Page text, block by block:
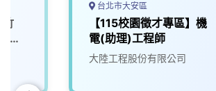
設
台北市大安區
【115校園徵才專區】機
電(助理)工程師
大陸工程股份有限公司